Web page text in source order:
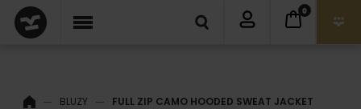
0
BLUZY FULL ZIP CAMO HOODED SWEAT JACKET